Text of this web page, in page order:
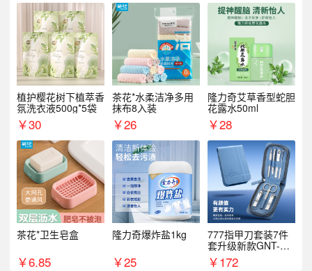
植护樱花树下植萃香
氛洗衣液500g*5袋
￥30
茶花*水柔洁净多用
抹布8入装
￥26
隆力奇艾草香型蛇胆
花露水50ml
￥28
茶花*卫生皂盒
￥6.85
隆力奇爆炸盐1kg
￥25
777指甲刀套装7件
套升级新款GNT-PM
072
￥172